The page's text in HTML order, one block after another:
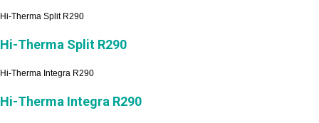
Hi-Therma Split R290
Hi-Therma Split R290
Hi-Therma Integra R290
Hi-Therma Integra R290